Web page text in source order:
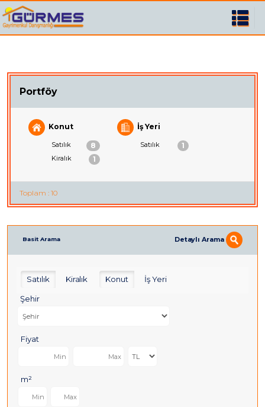
Portföy
Konut
Satılık 8
Kiralık 1
İş Yeri
Satılık 1
Toplam : 10
Basit Arama Detaylı Arama
Satılık Kiralık Konut İş Yeri
Şehir
Fiyat
m²